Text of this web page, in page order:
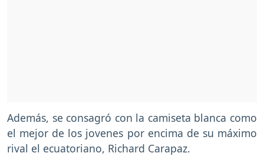
Además, se consagró con la camiseta blanca como
el mejor de los jovenes por encima de su máximo
rival el ecuatoriano, Richard Carapaz.